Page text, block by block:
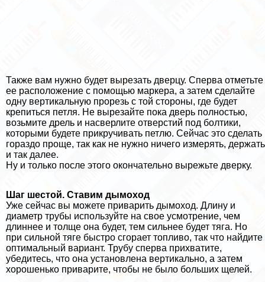
Также вам нужно будет вырезать дверцу. Сперва отметьте
ее расположение с помощью маркера, а затем сделайте
одну вертикальную прорезь с той стороны, где будет
крепиться петля. Не вырезайте пока дверь полностью,
возьмите дрель и насверлите отверстий под болтики,
которыми будете прикручивать петлю. Сейчас это сделать
гораздо проще, так как не нужно ничего измерять, держать
и так далее.
Ну и только после этого окончательно вырежьте дверку.
Шаг шестой. Ставим дымоход
Уже сейчас вы можете приварить дымоход. Длину и
диаметр трубы используйте на свое усмотрение, чем
длиннее и толще она будет, тем сильнее будет тяга. Но
при сильной тяге быстро сгорает топливо, так что найдите
оптимальный вариант. Трубу сперва прихватите,
убедитесь, что она установлена вертикально, а затем
хорошенько приварите, чтобы не было больших щелей.